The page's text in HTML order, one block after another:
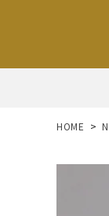
新規会員登録｜ロ
ご利用ガイド
HOME